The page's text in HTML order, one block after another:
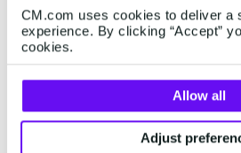
CM.com uses cookies to deliver a
experience. By clicking “Accept”
cookies.
Allow all
Adjust
Servidores,
seguridad de